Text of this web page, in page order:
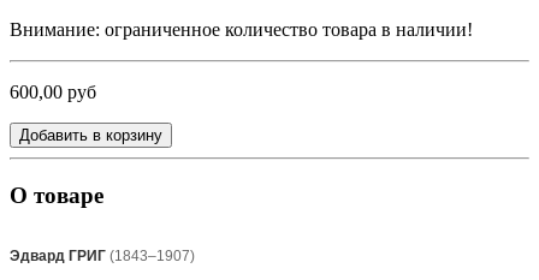
Внимание: ограниченное количество товара в наличии!
600,00 руб
Добавить в корзину
О товаре
Эдвард ГРИГ (1843–1907)